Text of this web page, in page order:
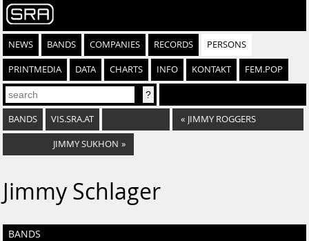
NEWS BANDS COMPANIES RECORDS PERSONS
PRINTMEDIA DATA CHARTS INFO KONTAKT FEM.POP
BANDS VIS.SRA.AT « JIMMY ROGGERS
JIMMY SUKHON »
Jimmy Schlager
BANDS